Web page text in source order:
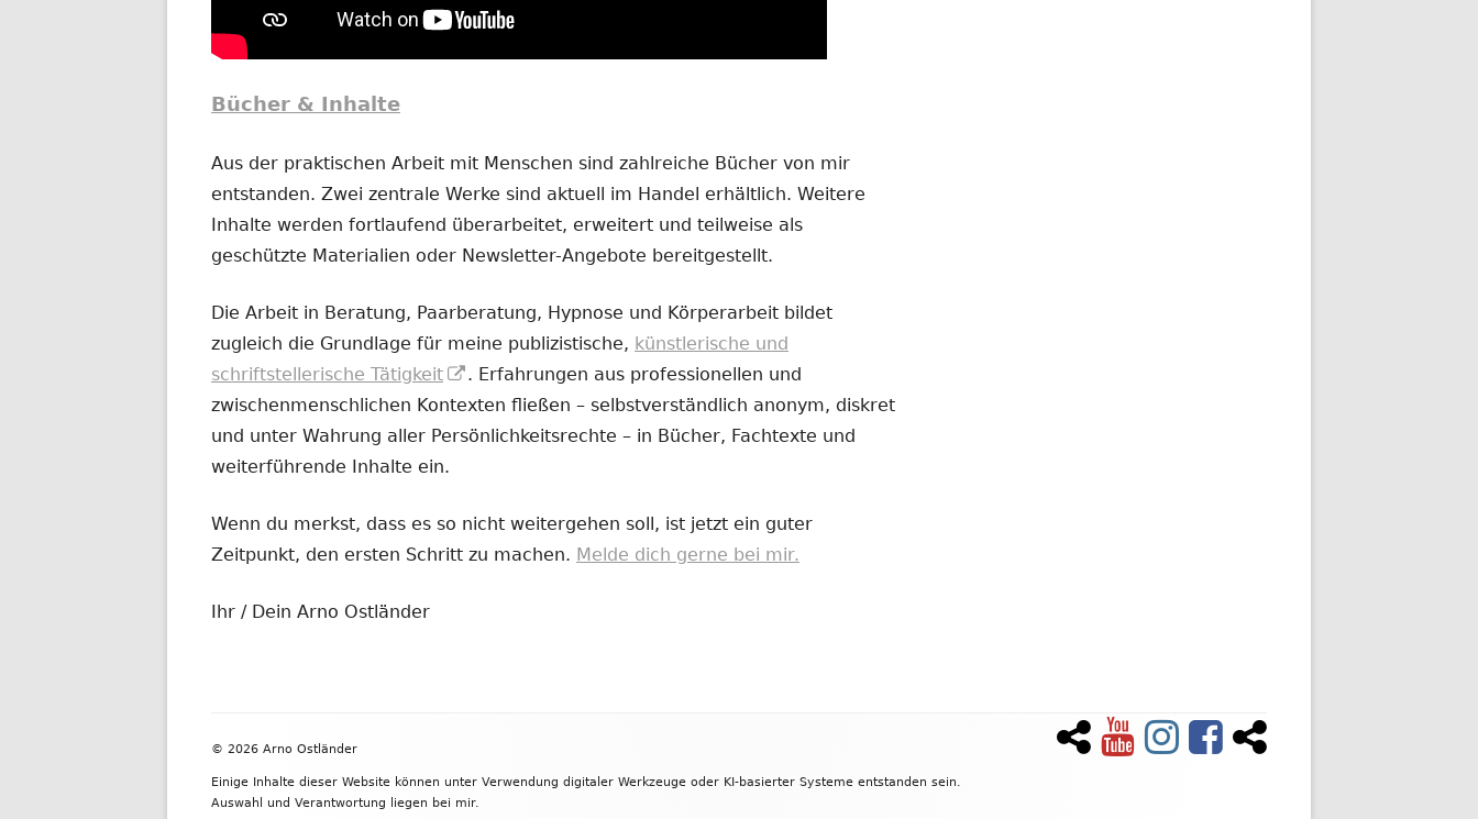
Bücher & Inhalte
Aus der praktischen Arbeit mit Menschen sind zahlreiche Bücher von mir
entstanden. Zwei zentrale Werke sind aktuell im Handel erhältlich. Weitere
Inhalte werden fortlaufend überarbeitet, erweitert und teilweise als
geschützte Materialien oder Newsletter-Angebote bereitgestellt.
Die Arbeit in Beratung, Paarberatung, Hypnose und Körperarbeit bildet
zugleich die Grundlage für meine publizistische, künstlerische und
schriftstellerische Tätigkeit
In
neuem
Fenster
. Erfahrungen aus professionellen und
zwischenmenschlichen Kontexten fließen – selbstverständlich anonym, diskret
und unter Wahrung aller Persönlichkeitsrechte – in Bücher, Fachtexte und
weiterführende Inhalte ein.
Wenn du merkst, dass es so nicht weitergehen soll, ist jetzt ein guter
Zeitpunkt, den ersten Schritt zu machen. Melde dich gerne bei mir.
Ihr / Dein Arno Ostländer
Inhalt
© 2026 Arno Ostländer
Einige Inhalte dieser Website können unter Verwendung digitaler Werkzeuge oder KI-basierter Systeme entstanden sein.
Auswahl und Verantwortung liegen bei mir.
NewsletterYouTubeInstagramFacebookTiktok